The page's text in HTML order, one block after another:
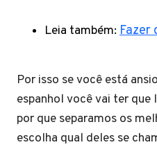
Leia também: Fazer
Por isso se você está
espanhol você vai ter
por que separamos os
escolha qual deles se